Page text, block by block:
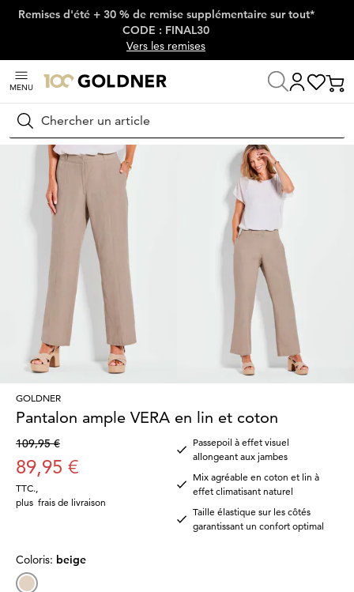
Passer la navigation, aller directement au contenu
Remises d'été + 30 % de remise supplémentaire sur tout*
CODE : FINAL30
Vers les remises
MENU
Rechercher
Maison Mode femme Pantalons
GOLDNER
Pantalon ample VERA en lin et coton
109,95 €
89,95 €
TTC.
plus frais de livraison
Passepoil à effet visuel
allongeant aux jambes
Mix agréable en coton et lin à
effet climatisant naturel
Taille élastique sur les côtés
garantissant un confort optimal
Coloris: beige